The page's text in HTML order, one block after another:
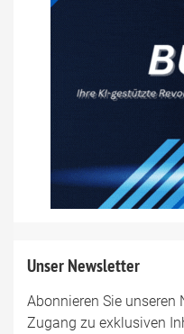
Unser Newsletter
Abonnieren Sie unseren
Zugang zu exklusiven